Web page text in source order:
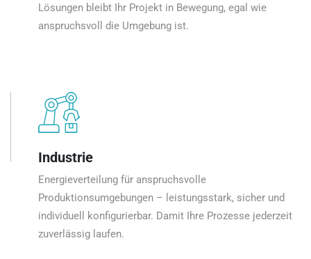
Lösungen bleibt Ihr Projekt in Bewegung, egal wie
anspruchsvoll die Umgebung ist.
Industrie
Energieverteilung für anspruchsvolle
Produktionsumgebungen – leistungsstark, sicher und
individuell konfigurierbar. Damit Ihre Prozesse jederzeit
zuverlässig laufen.